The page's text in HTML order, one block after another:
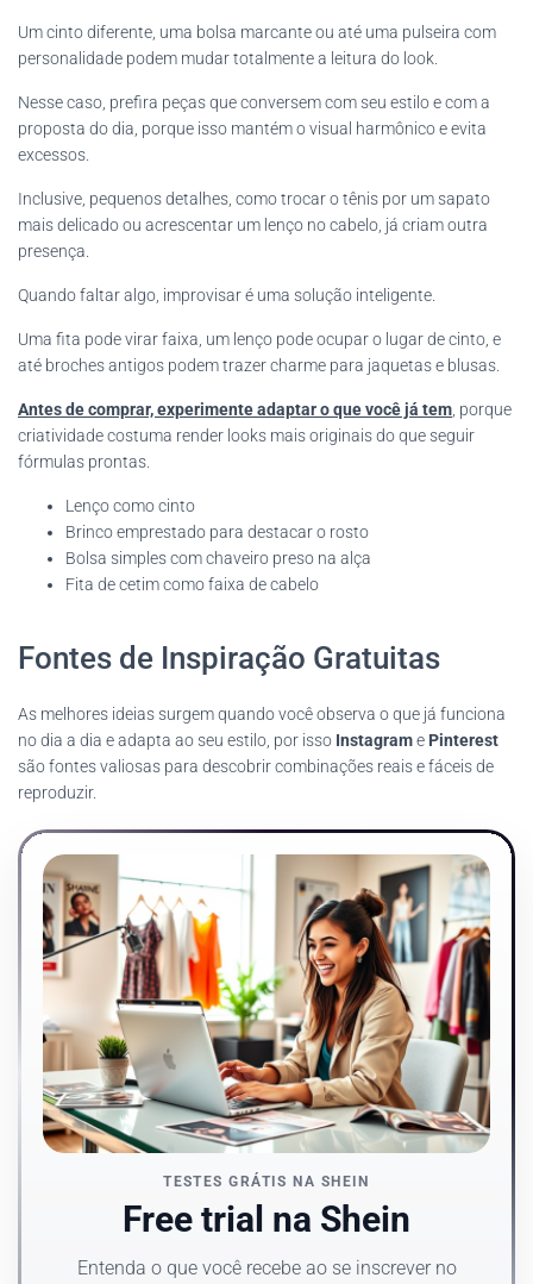
Um cinto diferente, uma bolsa marcante ou até uma pulseira com
personalidade podem mudar totalmente a leitura do look.
Nesse caso, prefira peças que conversem com seu estilo e com a
proposta do dia, porque isso mantém o visual harmônico e evita
excessos.
Inclusive, pequenos detalhes, como trocar o tênis por um sapato
mais delicado ou acrescentar um lenço no cabelo, já criam outra
presença.
Quando faltar algo, improvisar é uma solução inteligente.
Uma fita pode virar faixa, um lenço pode ocupar o lugar de cinto, e
até broches antigos podem trazer charme para jaquetas e blusas.
Antes de comprar, experimente adaptar o que você já tem, porque
criatividade costuma render looks mais originais do que seguir
fórmulas prontas.
Lenço como cinto
Brinco emprestado para destacar o rosto
Bolsa simples com chaveiro preso na alça
Fita de cetim como faixa de cabelo
Fontes de Inspiração Gratuitas
As melhores ideias surgem quando você observa o que já funciona
no dia a dia e adapta ao seu estilo, por isso Instagrame Pinterest
são fontes valiosas para descobrir combinações reais e fáceis de
reproduzir.
TESTES GRÁTIS NA SHEIN
Free trial na Shein
Entenda o que você recebe ao se inscrever no